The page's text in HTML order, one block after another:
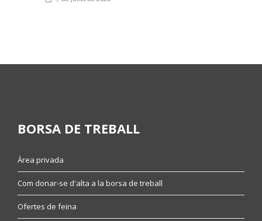
BORSA DE TREBALL
Àrea privada
Com donar-se d'alta a la borsa de treball
Ofertes de feina